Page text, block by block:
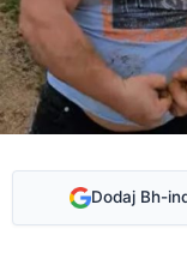
Dodaj Bh-